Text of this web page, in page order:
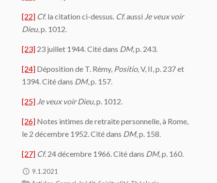
[22] Cf. la citation ci-dessus. Cf. aussi Je veux voir
Dieu, p. 1012.
[23] 23 juillet 1944. Cité dans DM, p. 243.
[24] Déposition de T. Rémy, Positio, V, II, p. 237 et
1394. Cité dans DM, p. 157.
[25] Je veux voir Dieu, p. 1012.
[26] Notes intimes de retraite personnelle, à Rome,
le 2 décembre 1952. Cité dans DM, p. 158.
[27] Cf. 24 décembre 1966. Cité dans DM, p. 160.
9.1.2021